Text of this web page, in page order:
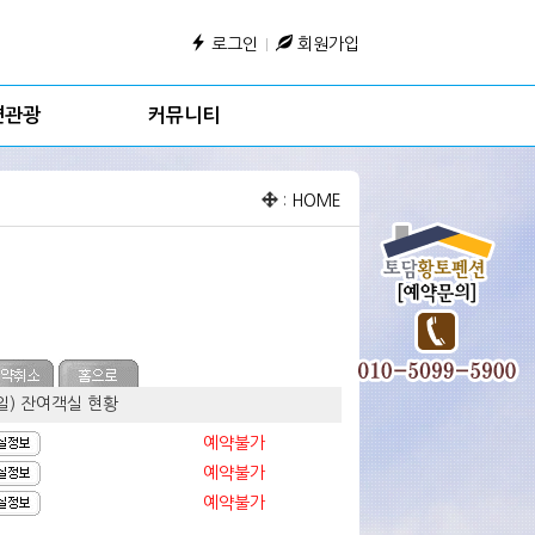
로그인 회원가입
관광 커뮤니티
: HOME
) 잔여객실 현황
예약불가
예약불가
예약불가